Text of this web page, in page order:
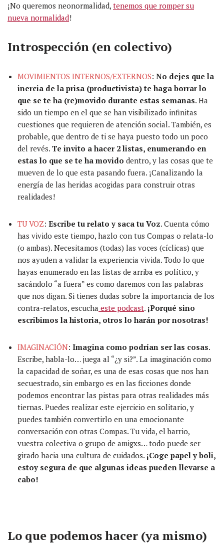
¡No queremos neonormalidad, tenemos que romper su
nueva normalidad!
Introspección (en colectivo)
MOVIMIENTOS INTERNOS/EXTERNOS: No dejes que la
inercia de la prisa (productivista) te haga borrar lo
que se te ha (re)movido durante estas semanas. Ha
sido un tiempo en el que se han visibilizado infinitas
cuestiones que requieren de atención social. También, es
probable, que dentro de ti se haya puesto todo un poco
del revés. Te invito a hacer 2 listas, enumerando en
estas lo que se te ha movido dentro, y las cosas que te
mueven de lo que esta pasando fuera. ¡Canalizando la
energía de las heridas acogidas para construir otras
realidades!
TU VOZ: Escribe tu relato y saca tu Voz. Cuenta cómo
has vivido este tiempo, hazlo con tus Compas o relata-lo
(o ambas). Necesitamos (todas) las voces (cíclicas) que
nos ayuden a validar la experiencia vivida. Todo lo que
hayas enumerado en las listas de arriba es político, y
sacándolo “a fuera” es como daremos con las palabras
que nos digan. Si tienes dudas sobre la importancia de los
contra-relatos, escucha este podcast. ¡Porqué sino
escribimos la historia, otros lo harán por nosotras!
IMAGINACIÓN: Imagina como podrían ser las cosas.
Escribe, habla-lo… juega al “¿y si?”. La imaginación como
la capacidad de soñar, es una de esas cosas que nos han
secuestrado, sin embargo es en las ficciones donde
podemos encontrar las pistas para otras realidades más
tiernas. Puedes realizar este ejercicio en solitario, y
puedes también convertirlo en una emocionante
conversación con otras Compas. Tu vida, el barrio,
vuestra colectiva o grupo de amigxs… todo puede ser
girado hacia una cultura de cuidados. ¡Coge papel y boli,
estoy segura de que algunas ideas pueden llevarse a
cabo!
Lo que podemos hacer (ya mismo)